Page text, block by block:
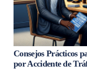
Consejos Prácticos
por Accidente de